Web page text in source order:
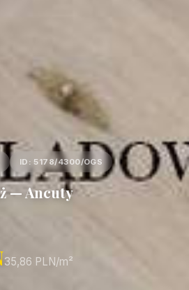
ID: 5178/4300/OGS
— Ancuty
35,86 PLN/m²